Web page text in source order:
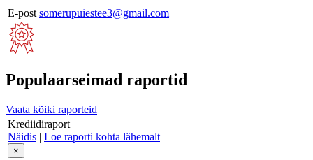
E-post somerupuiestee3@gmail.com
Populaarseimad raportid
Vaata kõiki raporteid
Krediidiraport
Näidis | Loe raporti kohta lähemalt
×